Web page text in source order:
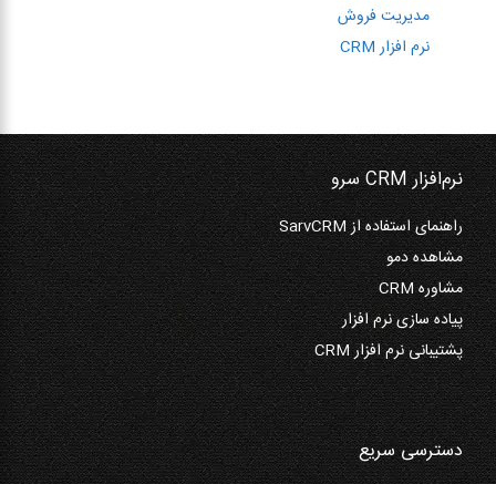
مدیریت فروش
نرم افزار CRM
نرم‌افزار CRM سرو
راهنمای استفاده از SarvCRM
مشاهده دمو
مشاوره CRM
پیاده سازی نرم افزار
پشتیبانی نرم افزار CRM
دسترسی سریع